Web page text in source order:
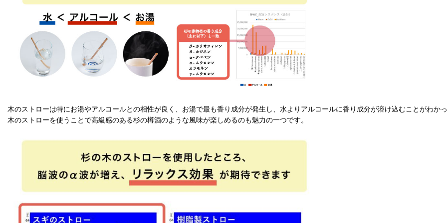
木のストローは特にお湯やアルコールとの相性が良く、お湯で最も香り成分が発生し、水よりアルコールに香り成分が溶け込むことがわかっ
木のストローを使うことで高級感のある杉の樽酒のような風味が楽しめるのも魅力の一つです。